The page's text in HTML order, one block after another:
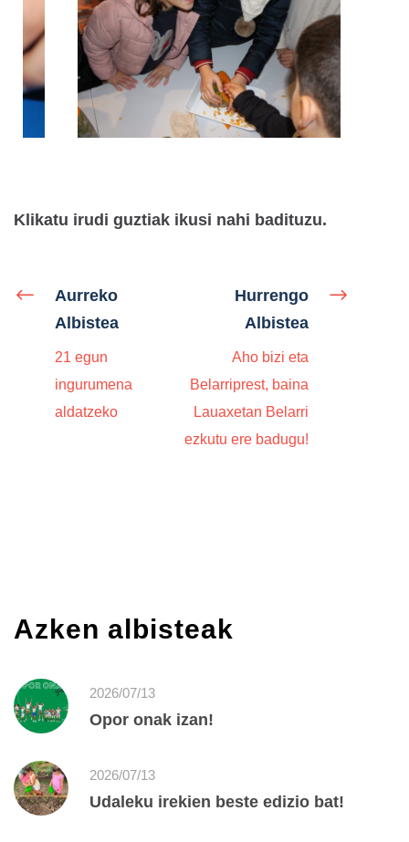
Klikatu irudi guztiak ikusi nahi badituzu.
Aurreko
Albistea
21 egun
ingurumena
aldatzeko
Hurrengo
Albistea
Aho bizi eta
Belarriprest, baina
Lauaxetan Belarri
ezkutu ere badugu!
Azken albisteak
2026/07/13
Opor onak izan!
2026/07/13
Udaleku irekien beste edizio bat!